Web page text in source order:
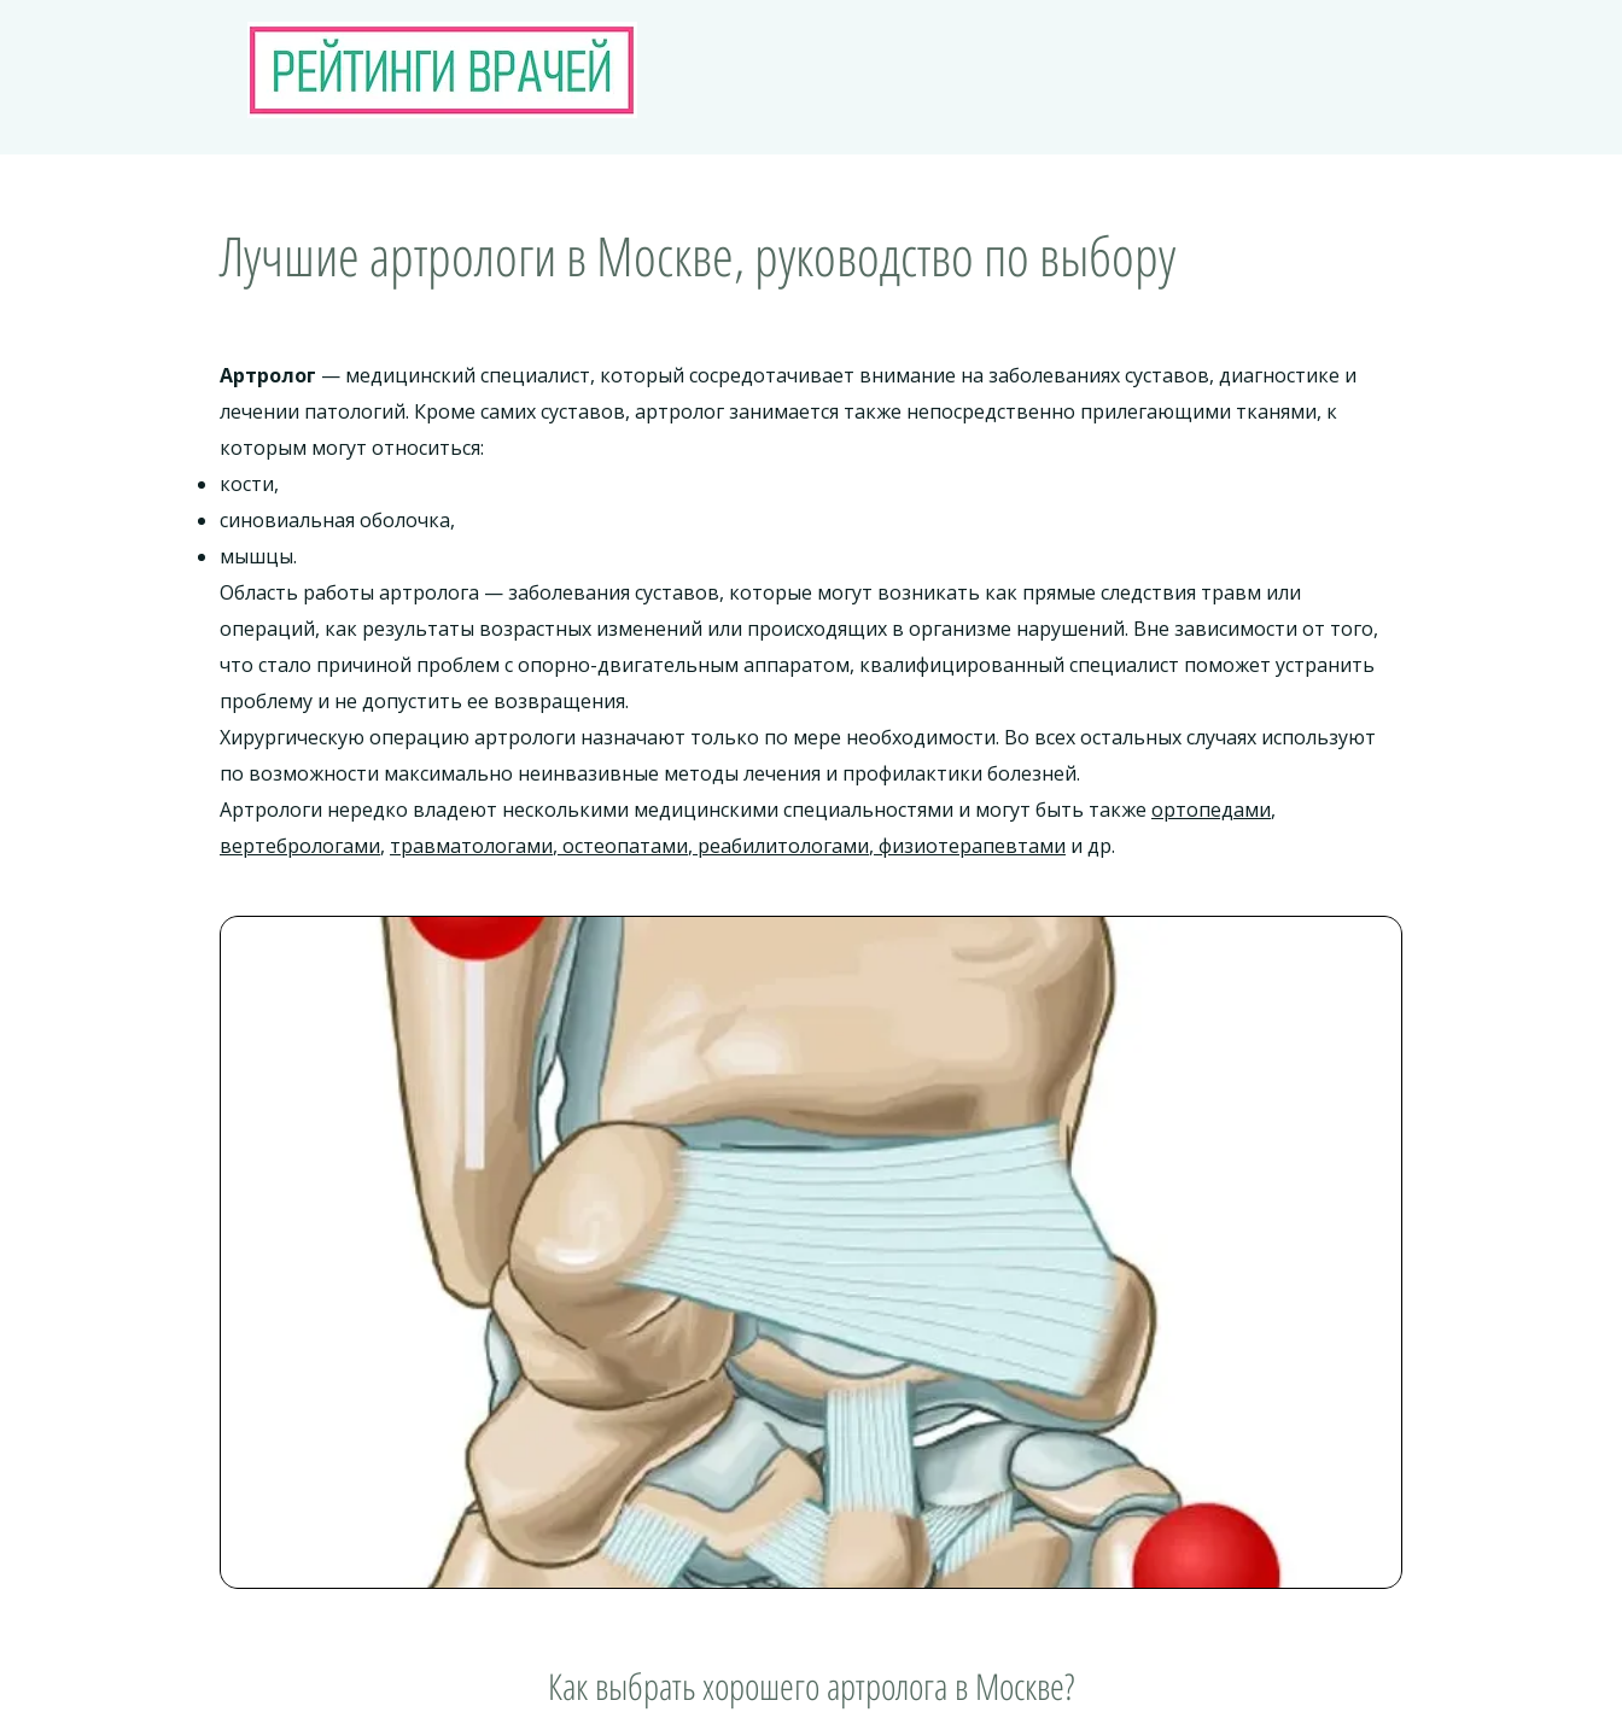
Лучшие артрологи в Москве, руководство по выбору
Артролог — медицинский специалист, который сосредотачивает внимание на заболеваниях суставов, диагностике и
лечении патологий. Кроме самих суставов, артролог занимается также непосредственно прилегающими тканями, к
которым могут относиться:
кости,
синовиальная оболочка,
мышцы.
Область работы артролога — заболевания суставов, которые могут возникать как прямые следствия травм или
операций, как результаты возрастных изменений или происходящих в организме нарушений. Вне зависимости от того,
что стало причиной проблем с опорно-двигательным аппаратом, квалифицированный специалист поможет устранить
проблему и не допустить ее возвращения.
Хирургическую операцию артрологи назначают только по мере необходимости. Во всех остальных случаях используют
по возможности максимально неинвазивные методы лечения и профилактики болезней.
Артрологи нередко владеют несколькими медицинскими специальностями и могут быть также ортопедами,
вертебрологами, травматологами, остеопатами, реабилитологами, физиотерапевтами и др.
Как выбрать хорошего артролога в Москве?